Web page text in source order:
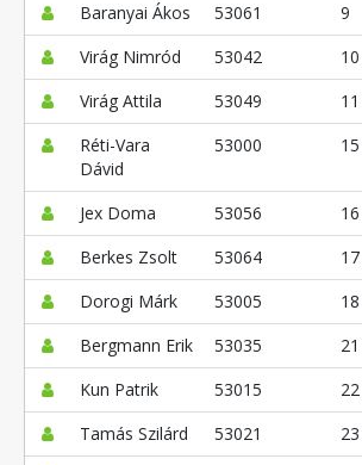
Baranyai Ákos 53061 9
Virág Nimród
53042 10
Virág Attila
53049 11
Réti-Vara
Dávid
53000 15
Jex Doma 53056 16
Berkes Zsolt
53064 17
Dorogi Márk
53005 18
Bergmann Erik
53035 21
Kun Patrik
53015 22
Tamás Szilárd
53021 23